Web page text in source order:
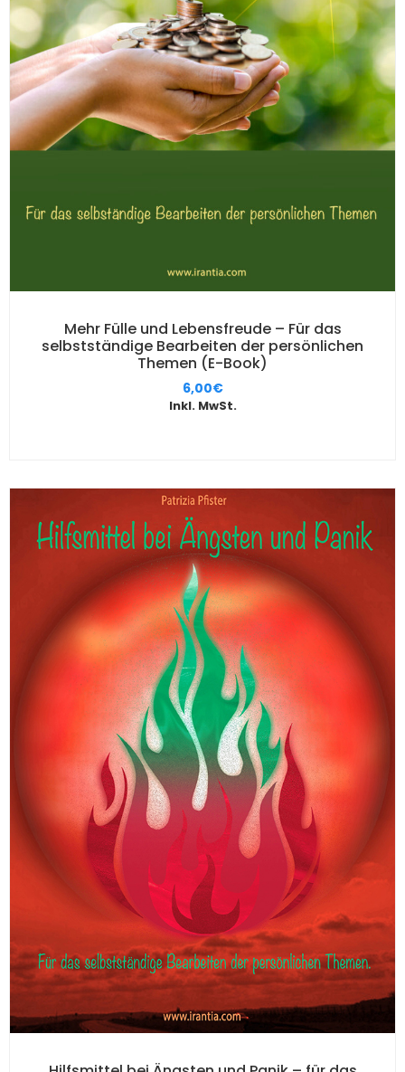
Mehr Fülle und Lebensfreude – Für das
selbstständige Bearbeiten der persönlichen
Themen (E-Book)
6,00€
Inkl. MwSt.